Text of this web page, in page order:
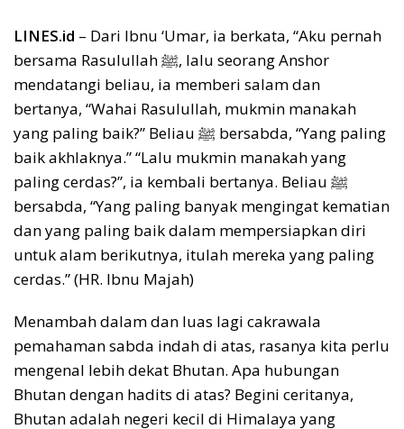
LINES.id – Dari Ibnu ‘Umar, ia berkata, “Aku pernah
bersama Rasulullah ﷺ, lalu seorang Anshor
mendatangi beliau, ia memberi salam dan
bertanya, “Wahai Rasulullah, mukmin manakah
yang paling baik?” Beliau ﷺ bersabda, “Yang paling
baik akhlaknya.” “Lalu mukmin manakah yang
paling cerdas?”, ia kembali bertanya. Beliau ﷺ
bersabda, “Yang paling banyak mengingat kematian
dan yang paling baik dalam mempersiapkan diri
untuk alam berikutnya, itulah mereka yang paling
cerdas.” (HR. Ibnu Majah)
Menambah dalam dan luas lagi cakrawala
pemahaman sabda indah di atas, rasanya kita perlu
mengenal lebih dekat Bhutan. Apa hubungan
Bhutan dengan hadits di atas? Begini ceritanya,
Bhutan adalah negeri kecil di Himalaya yang